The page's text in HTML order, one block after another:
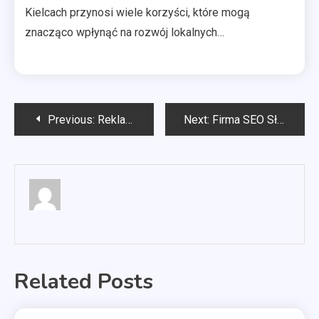
Kielcach przynosi wiele korzyści, które mogą
znacząco wpłynąć na rozwój lokalnych…
Nawigacja
Previous: Reklama dla firmy budowlanej Next: Firma SEO Słupsk
Related Posts